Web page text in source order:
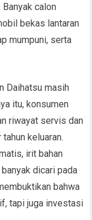
calon
bekas lantaran
mumpuni, serta
Daihatsu masih
itu, konsumen
riwayat servis dan
keluaran.
irit bahan
dicari pada
bahwa
tapi juga investasi